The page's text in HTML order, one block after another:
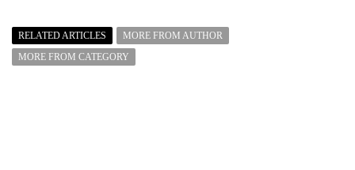
RELATED ARTICLES
MORE FROM AUTHOR
MORE FROM CATEGORY